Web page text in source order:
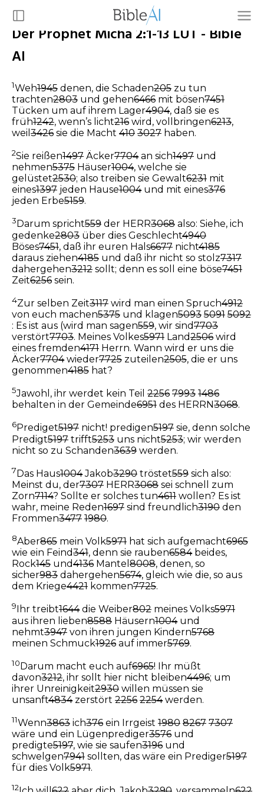
Der Prophet Micha 2:1-13 LUT - Bible
AI
1Weh1945 denen, die Schaden205 zu tun
trachten2803 und gehen6466 mit bösen7451
Tücken um auf ihrem Lager4904, daß sie es
früh1242, wenn’s licht216 wird, vollbringen6213,
weil 3426 sie die Macht 410 3027 haben.
2Sie reißen1497 Äcker7704an sich1497 und
nehmen5375 Häuser1004, welche sie
gelüstet2530; also treiben sie Gewalt6231 mit
eines1397 jeden Hause1004und mit eines376
jeden Erbe5159.
3 Darum spricht559 der HERR3068 also: Siehe, ich
gedenke2803 über dies Geschlecht4940
Böses7451, daß ihr euren Hals6677 nicht4185
daraus ziehen4185 und daß ihr nicht so stolz7317
dahergehen3212 sollt; denn es soll eine böse7451
Zeit6256 sein.
4Zur selben Zeit3117 wird man einen Spruch4912
von euch machen5375 und klagen5093 5091 5092
: Es ist aus (wird man sagen559, wir sind7703
verstört7703. Meines Volkes5971 Land2506 wird
eines fremden4171 Herrn. Wann wird er uns die
Äcker7704wieder7725 zuteilen2505, die er uns
genommen4185 hat?
5Jawohl, ihr werdet kein Teil 2256 7993 1486
behalten in der Gemeinde6951 des HERRN3068.
6Prediget5197 nicht! predigen5197 sie, denn solche
Predigt5197 trifft5253 uns nicht5253; wir werden
nicht so zu Schanden3639 werden.
7Das Haus1004Jakob3290 tröstet559 sich also:
Meinst du, der7307 HERR3068 sei schnell zum
Zorn7114? Sollte er solches tun4611 wollen? Es ist
wahr, meine Reden1697 sind freundlich3190 den
Frommen3477 1980.
8Aber865 mein Volk5971 hat sich aufgemacht6965
wie ein Feind341, denn sie rauben6584beides,
Rock145 und4136 Mantel 8008, denen, so
sicher983 dahergehen5674, gleich wie die, so aus
dem Kriege4421 kommen7725.
9 Ihr treibt1644die Weiber802 meines Volks5971
aus ihren lieben8588 Häusern1004und
nehmt3947 von ihren jungen Kindern5768
meinen Schmuck1926 auf immer5769.
10Darum macht euch auf6965! Ihr müßt
davon3212, ihr sollt hier nicht bleiben4496; um
ihrer Unreinigkeit2930 willen müssen sie
unsanft4834zerstört 2256 2254werden.
11Wenn3863 ich376 ein Irrgeist 1980 8267 7307
wäre und ein Lügenprediger3576 und
predigte5197, wie sie saufen3196 und
schwelgen7941 sollten, das wäre ein Prediger5197
für dies Volk5971.
12